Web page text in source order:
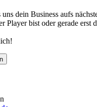
uns dein Business aufs
Player bist oder gerade erst